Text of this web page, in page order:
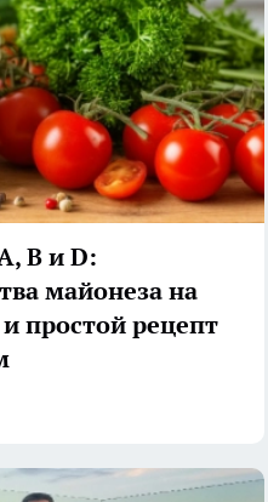
В и D:
майонеза на
простой рецепт